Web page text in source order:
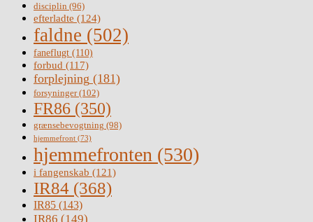
disciplin (96)
efterladte (124)
faldne (502)
faneflugt (110)
forbud (117)
forplejning (181)
forsyninger(102)
FR86 (350)
grænsebevogtning (98)
hjemmefront (73)
hjemmefronten (530)
i fangenskab (121)
IR84 (368)
IR85 (143)
IR86 (149)